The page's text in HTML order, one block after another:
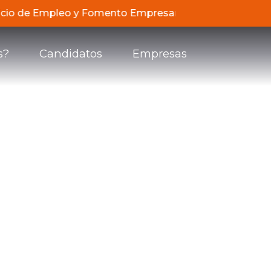
de Empleo y Fomento Empresarial de
Candidatos Empresas